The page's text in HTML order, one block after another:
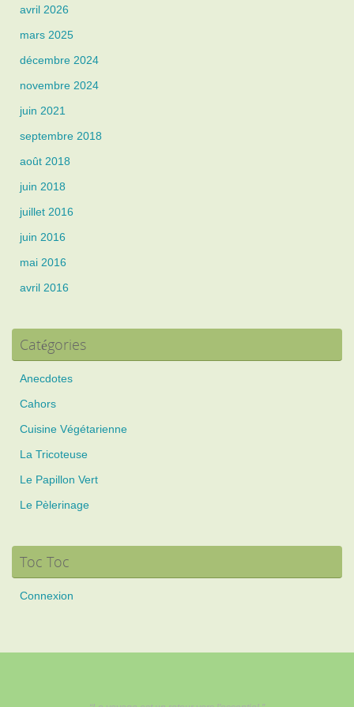
avril 2026
mars 2025
décembre 2024
novembre 2024
juin 2021
septembre 2018
août 2018
juin 2018
juillet 2016
juin 2016
mai 2016
avril 2016
Catégories
Anecdotes
Cahors
Cuisine Végétarienne
La Tricoteuse
Le Papillon Vert
Le Pèlerinage
Toc Toc
Connexion